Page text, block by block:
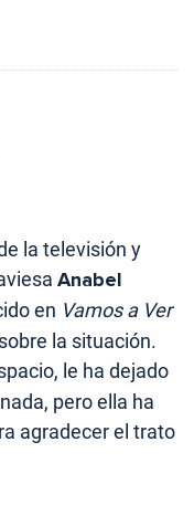
la televisión y
Anabel
en Vamos a Ver
la situación.
le ha dejado
pero ella ha
agradecer el trato